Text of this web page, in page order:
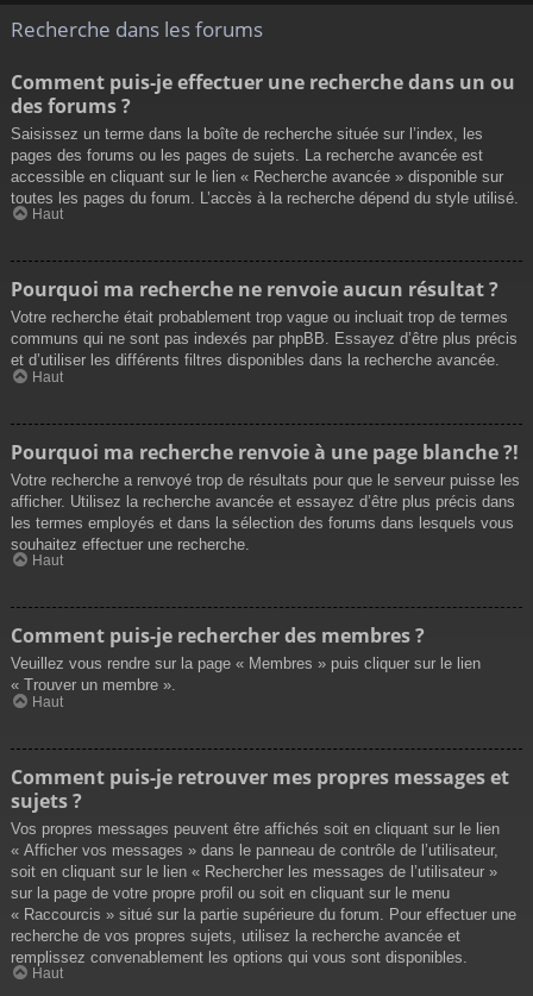
Recherche dans les forums
Comment puis-je effectuer une recherche dans un ou
des forums ?
Saisissez un terme dans la boîte de recherche située sur l’index, les
pages des forums ou les pages de sujets. La recherche avancée est
accessible en cliquant sur le lien « Recherche avancée » disponible sur
toutes les pages du forum. L’accès à la recherche dépend du style utilisé.
Haut
Pourquoi ma recherche ne renvoie aucun résultat ?
Votre recherche était probablement trop vague ou incluait trop de termes
communs qui ne sont pas indexés par phpBB. Essayez d’être plus précis
et d’utiliser les différents filtres disponibles dans la recherche avancée.
Haut
Pourquoi ma recherche renvoie à une page blanche ?!
Votre recherche a renvoyé trop de résultats pour que le serveur puisse les
afficher. Utilisez la recherche avancée et essayez d’être plus précis dans
les termes employés et dans la sélection des forums dans lesquels vous
souhaitez effectuer une recherche.
Haut
Comment puis-je rechercher des membres ?
Veuillez vous rendre sur la page « Membres » puis cliquer sur le lien
« Trouver un membre ».
Haut
Comment puis-je retrouver mes propres messages et
sujets ?
Vos propres messages peuvent être affichés soit en cliquant sur le lien
« Afficher vos messages » dans le panneau de contrôle de l’utilisateur,
soit en cliquant sur le lien « Rechercher les messages de l’utilisateur »
sur la page de votre propre profil ou soit en cliquant sur le menu
« Raccourcis » situé sur la partie supérieure du forum. Pour effectuer une
recherche de vos propres sujets, utilisez la recherche avancée et
remplissez convenablement les options qui vous sont disponibles.
Haut